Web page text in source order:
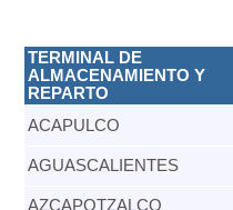
TERMINAL DE
ALMACENAMIENTO Y
REPARTO
ACAPULCO​
​AGUASCALIENTES
AZCAPOTZALCO​